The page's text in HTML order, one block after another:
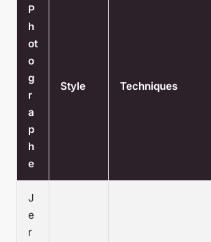
P
h
ot
o
g
r
a
p
h
e
Style Techniques
J
e
r